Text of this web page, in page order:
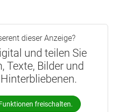
dieser Anzeige?
und teilen Sie
Texte, Bilder und
freischalten.